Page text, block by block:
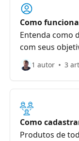
Como
Entenda como
com seus
1 autor 3
Como
Produtos de